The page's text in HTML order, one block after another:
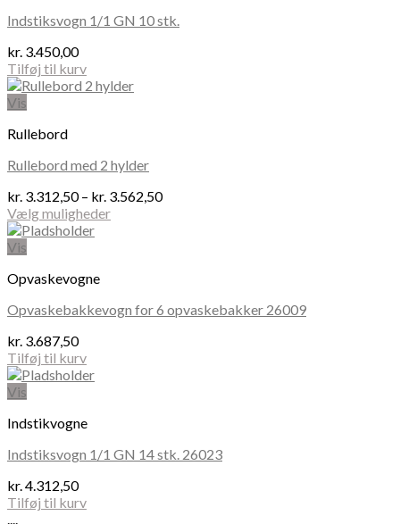
Indstiksvogn 1/1 GN 10 stk.
kr. 3.450,00
Tilføj til kurv
Vis
Rullebord
Rullebord med 2 hylder
kr. 3.312,50 – kr. 3.562,50Prisinterval:
Vælg muligheder
Dette
vare
flere
Mulighederne
vælges
på
varesiden
Vis
Opvaskevogne
Opvaskebakkevogn for 6 opvaskebakker 26009
kr. 3.687,50
Tilføj til kurv
Vis
Indstikvogne
Indstiksvogn 1/1 GN 14 stk. 26023
kr.4.312,50
Tilføj til kurv
....